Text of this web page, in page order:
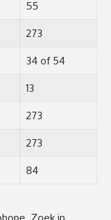
55
273
34 of 54
13
273
273
84